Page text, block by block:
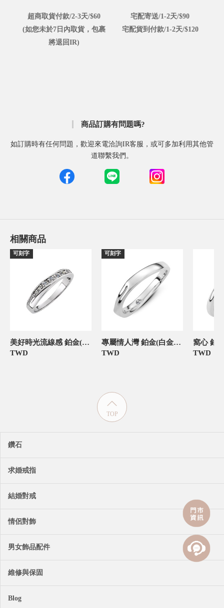
超商取貨付款/2-3天/$60
(如您未於7日內取貨，包裹
將退回IR)
宅配寄送/1-2天/$90
宅配貨到付款/1-2天/$120
商品訂購有問題嗎?
如訂購時有任何問題，歡迎來電洽詢IR客服，或可多加利用其他管
道聯繫我們。
相關商品
可刻字
美好時光流線感 鉑金(白金)女款結婚對戒
TWD
可刻字
專屬情人灣 鉑金(白金)女款結婚對戒
TWD
TWD
TOP
鑽石
求婚戒指
結婚對戒
情侶對飾
男女飾品配件
維修與保固
Blog